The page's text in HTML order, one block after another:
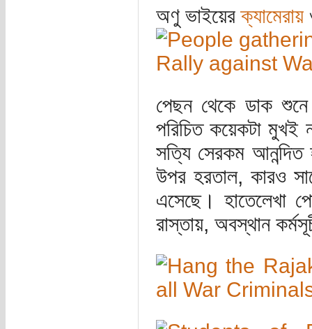
অণু ভাইয়েরক্যামেরায়
পেছন থেকে ডাক
পরিচিত কয়েকটা মুখই
সত্যি সেরকম আনন্দিত
উপর হরতাল, কারও
এসেছে। হাতেলেখা
রাস্তায়, অবস্থান